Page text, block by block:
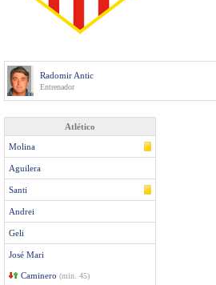
Radomir Antic
Entrenador
Atlético
Molina
Aguilera
Santi
Andrei
Geli
José Mari
Caminero (min. 45)